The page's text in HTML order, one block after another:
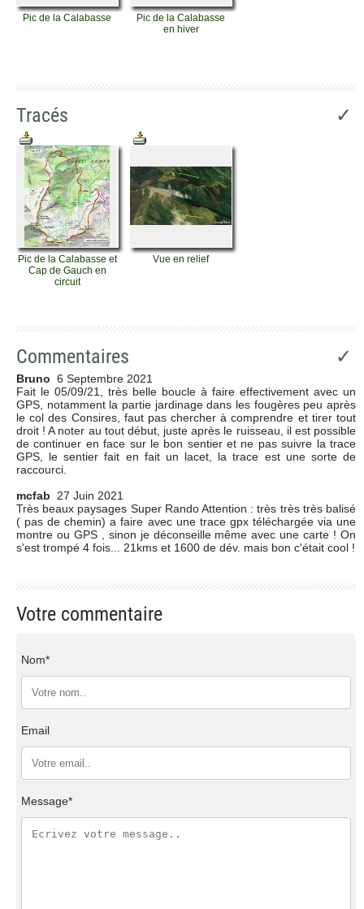
Pic de la Calabasse
Pic de la Calabasse
en hiver
Tracés ✓
Pic de la Calabasse et
Cap de Gauch en
circuit
Vue en relief
Commentaires ✓
Bruno 6 Septembre 2021
Fait le 05/09/21, très belle boucle à faire effectivement avec un
GPS, notamment la partie jardinage dans les fougères peu après
le col des Consires, faut pas chercher à comprendre et tirer tout
droit ! A noter au tout début, juste après le ruisseau, il est possible
de continuer en face sur le bon sentier et ne pas suivre la trace
GPS, le sentier fait en fait un lacet, la trace est une sorte de
raccourci.
mcfab
27 Juin 2021
Très beaux paysages Super Rando Attention : très très très balisé
( pas de chemin) a faire avec une trace gpx téléchargée via une
montre ou GPS , sinon je déconseille même avec une carte ! On
s'est trompé 4 fois... 21kms et 1600 de dév. mais bon c'était cool !
Votre commentaire
Nom*
Email
Message*